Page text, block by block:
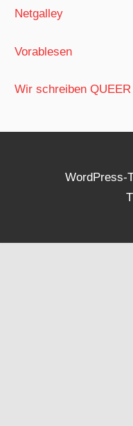
Netgalley
Vorablesen
Wir schreiben QUEER
WordPress-